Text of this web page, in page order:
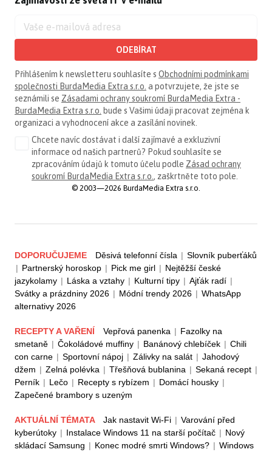
ODEBÍRAT
Přihlášením k newsletteru souhlasíte s Obchodními podmínkami
společnosti BurdaMedia Extra s.r.o. a potvrzujete, že jste se
seznámili se Zásadami ochrany soukromí BurdaMedia Extra -
BurdaMedia Extra s.r.o. bude s Vašimi údaji pracovat zejména k
organizaci a vyhodnocení akce a zasílání novinek.
Chcete navíc dostávat i další zajímavé a exkluzivní
informace od našich partnerů? Pokud souhlasíte se
zpracováním údajů k tomuto účelu podle Zásad ochrany
soukromí BurdaMedia Extra s.r.o. , zaškrtněte toto pole.
© 2003—2026 BurdaMedia Extra s.r.o.
DOPORUČUJEME Děsivá telefonní čísla | Slovník puberťáků
| Partnerský horoskop | Pick me girl | Nejtěžší české
jazykolamy | Láska a vztahy | Kulturní tipy | Ajťák radí |
Svátky a prázdniny 2026 | Módní trendy 2026 | WhatsApp
alternativy 2026
RECEPTY A VAŘENÍ Vepřová panenka | Fazolky na
smetaně | Čokoládové muffiny | Banánový chlebíček | Chili
con carne | Sportovní nápoj | Zálivky na salát | Jahodový
džem | Zelná polévka | Třešňová bublanina | Sekaná recept |
Perník | Lečo | Recepty s rybízem | Domácí housky |
Zapečené brambory s uzeným
AKTUÁLNÍ TÉMATA Jak nastavit Wi-Fi | Varování před
kyberútoky | Instalace Windows 11 na starší počítač | Nový
skládací Samsung | Konec modré smrti Windows? | Windows